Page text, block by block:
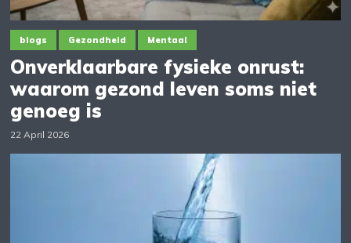
blogs Gezondheid Mentaal
Onverklaarbare fysieke onrust:
waarom gezond leven soms niet
genoeg is
22 April 2026